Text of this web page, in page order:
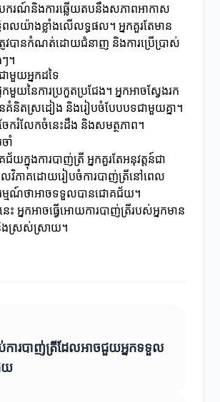
បករណ៍និងការឆ្លើយតបនឹងសភាពអាកាស
ពលយ៉ាងខ្លាំងលើលទ្ធផល។ អ្នកគួរតែមាន
បានកំណត់ដោយជំនាញ និងការប្រើប្រាស់
ៗ។
ជាមួយអ្នកដទៃ
កមួយនៃការប្រកួតប្រជែង។ អ្នកអាចស្វែងរក
គំនិតស្រដៀង និងរៀបចំបែបបទជាមួយគ្នា។
ចែករំលែកចំនេះដឹង និងសមត្ថភាព។
ាំ
យក្នុងការបាញ់ត្រី អ្នកគួរតែអនុវត្តន៍ជា
ាលវិភាគដោយរៀបចំការបាញ់ត្រីនៅពេល
រម្មណ៍ថាអាចទទួលបានជោគជ័យ។
េះ អ្នកអាចធ្វើអោយការបាញ់ត្រីរបស់អ្នកមាន
ស្រស់ស្រាយ។
ប់ការបាញ់ត្រីដែលអាចជួយអ្នកទទួល
យ